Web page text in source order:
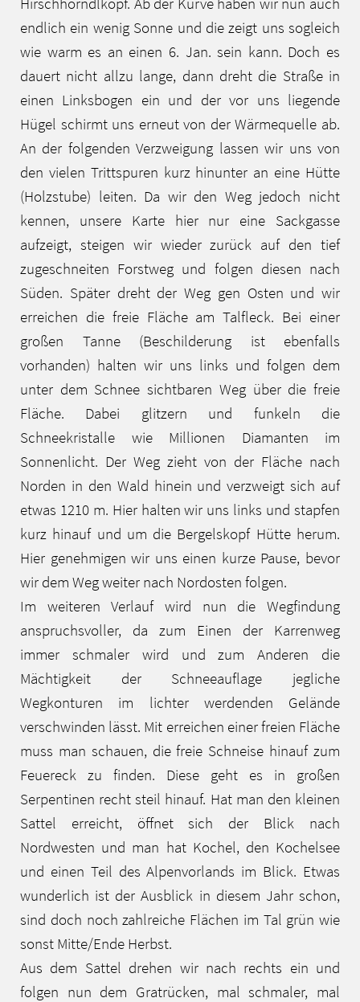
endlich ein wenig Sonne und die zeigt uns sogleich
wie warm es an einen 6. Jan. sein kann. Doch es
dauert nicht allzu lange, dann dreht die Straße in
einen Linksbogen ein und der vor uns liegende
Hügel schirmt uns erneut von der Wärmequelle ab.
An der folgenden Verzweigung lassen wir uns von
den vielen Trittspuren kurz hinunter an eine Hütte
(Holzstube) leiten. Da wir den Weg jedoch nicht
kennen, unsere Karte hier nur eine Sackgasse
aufzeigt, steigen wir wieder zurück auf den tief
zugeschneiten Forstweg und folgen diesen nach
Süden. Später dreht der Weg gen Osten und wir
erreichen die freie Fläche am Talfleck. Bei einer
großen Tanne (Beschilderung ist ebenfalls
vorhanden) halten wir uns links und folgen dem
unter dem Schnee sichtbaren Weg über die freie
Fläche. Dabei glitzern und funkeln die
Schneekristalle wie Millionen Diamanten im
Sonnenlicht. Der Weg zieht von der Fläche nach
Norden in den Wald hinein und verzweigt sich auf
etwas 1210 m. Hier halten wir uns links und stapfen
kurz hinauf und um die Bergelskopf Hütte herum.
Hier genehmigen wir uns einen kurze Pause, bevor
wir dem Weg weiter nach Nordosten folgen.
Im weiteren Verlauf wird nun die Wegfindung
anspruchsvoller, da zum Einen der Karrenweg
immer schmaler wird und zum Anderen die
Mächtigkeit der Schneeauflage jegliche
Wegkonturen im lichter werdenden Gelände
verschwinden lässt. Mit erreichen einer freien Fläche
muss man schauen, die freie Schneise hinauf zum
Feuereck zu finden. Diese geht es in großen
Serpentinen recht steil hinauf. Hat man den kleinen
Sattel erreicht, öffnet sich der Blick nach
Nordwesten und man hat Kochel, den Kochelsee
und einen Teil des Alpenvorlands im Blick. Etwas
wunderlich ist der Ausblick in diesem Jahr schon,
sind doch noch zahlreiche Flächen im Tal grün wie
sonst Mitte/Ende Herbst.
Aus dem Sattel drehen wir nach rechts ein und
folgen nun dem Gratrücken, mal schmaler, mal